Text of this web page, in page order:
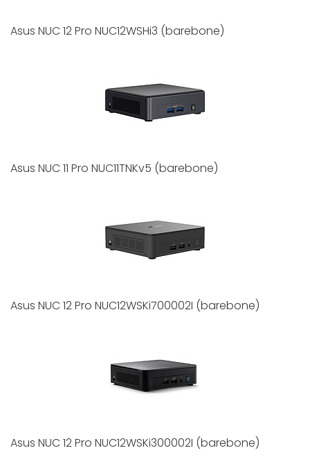
Asus NUC 12 Pro NUC12WSHi3 (barebone)
Asus NUC 11 Pro NUC11TNKv5 (barebone)
Asus NUC 12 Pro NUC12WSKi700002I (barebone)
Asus NUC 12 Pro NUC12WSKi300002I (barebone)